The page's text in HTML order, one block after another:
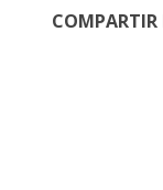
COMPARTIR